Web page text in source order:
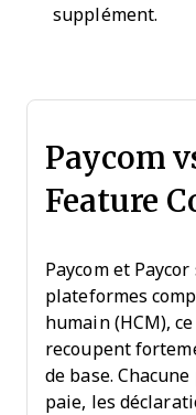
supplément.
Paycom
Feature
Paycom et
plateformes
humain (HCM),
recoupent
de base.
paie, les